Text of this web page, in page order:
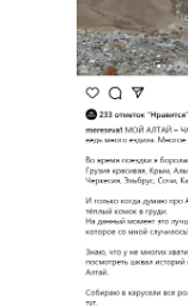
Наши туры
Премиум-тур на
Премиум-тур на
Сахалин и Курилы
Камчатка
Монголия
Шри-Ланка
Узбекистан